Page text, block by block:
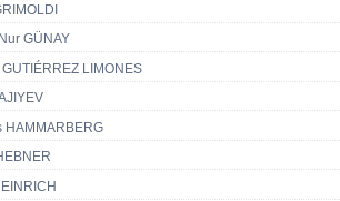
GÜNAY
LIMONES
HAMMARBERG